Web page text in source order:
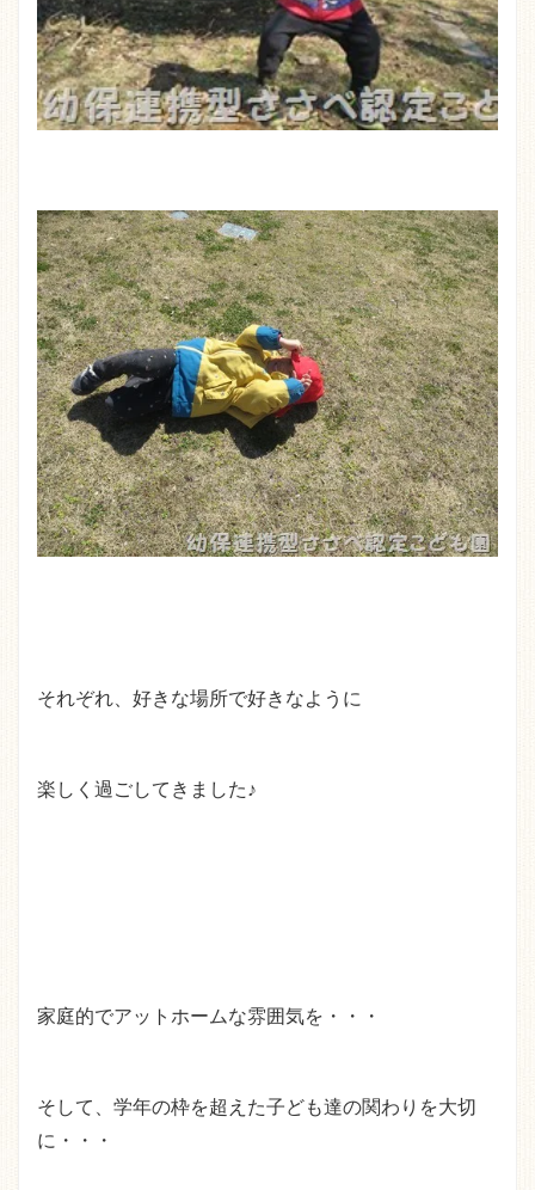
それぞれ、好きな場所で好きなように
楽しく過ごしてきました♪
家庭的でアットホームな雰囲気を・・・
そして、学年の枠を超えた子ども達の関わりを大切
に・・・